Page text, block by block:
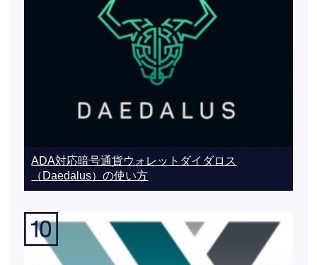
ADA対応暗号通貨ウォレットダイダロス
（Daedalus）の使い方